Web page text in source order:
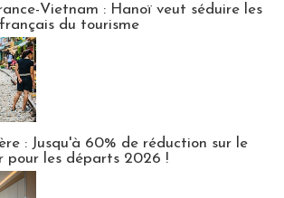
Vietnam : Hanoï veut séduire les
du tourisme
: Jusqu'à 60% de réduction sur le
pour les départs 2026 !